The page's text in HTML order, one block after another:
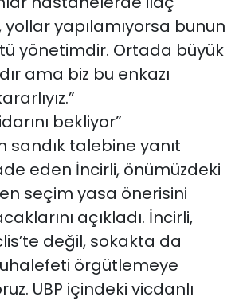
yollar yapılamıyorsa bunun
yönetimdir. Ortada büyük
ama biz bu enkazı
bekliyor”
sandık talebine yanıt
eden İncirli, önümüzdeki
seçim yasa önerisini
açıkladı. İncirli,
değil, sokakta da
örgütlemeye
UBP içindeki vicdanlı